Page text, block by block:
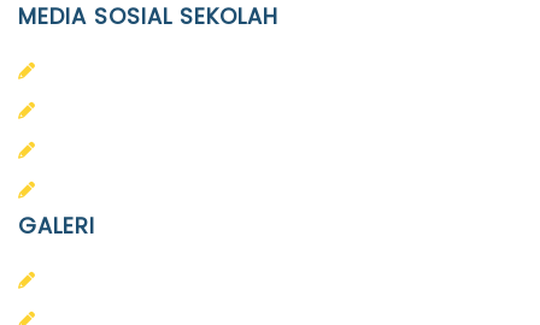
MEDIA SOSIAL SEKOLAH
GALERI